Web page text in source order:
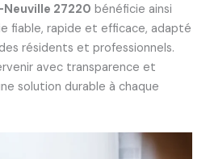
27220 bénéficie ainsi
fiable, rapide et efficace, adapté
résidents et professionnels.
avec transparence et
solution durable à chaque